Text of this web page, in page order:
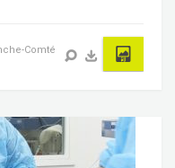
Comté